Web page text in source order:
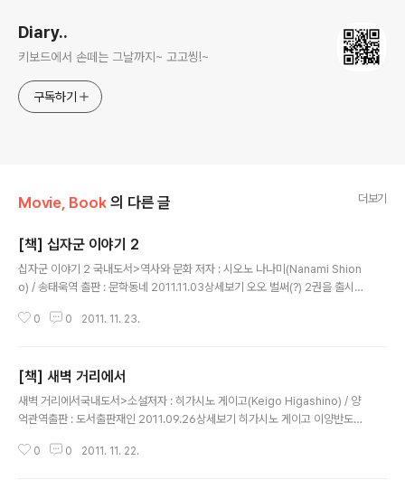
Diary..
키보드에서 손떼는 그날까지~ 고고씽!~
구독하기
Movie, Book 의 다른 글 더보기
[책] 십자군 이야기 2
십자군 이야기 2 국내도서>역사와 문화 저자 : 시오노 나나미(Nanami Shion
o) / 송태욱역 출판 : 문학동네 2011.11.03상세보기 오오 벌써(?) 2권을 출시할
알았는데 의외로 빨리 출시되었다.후후 신이 그것을 바라신다! 이 한마디로 시
기까지의 이야기라면 이제 2권에서는 본격적으로 이슬람세력이 반격에 나서고
그에 따른 2차 십자군 원정의 얘기가 다뤄졌다. 아울러 이슬람 최고의 술탄인
"살라딘"도 드디어 등장하게 된다. 예루살림을 뺏기고 위협을 느낀 이슬람은 누
0 0 2011. 11. 23.
[책] 새벽 거리에서
새벽 거리에서국내도서>소설저자 : 히가시노 게이고(Keigo Higashino) / 양
억관역출판 : 도서출판재인 2011.09.26상세보기 히가시노 게이고 이양반도
요코미조 세이시와 함께 일본 작가중에서 좋아하는 작가인 히가시노 게이고 양
0 0 2011. 11. 22.